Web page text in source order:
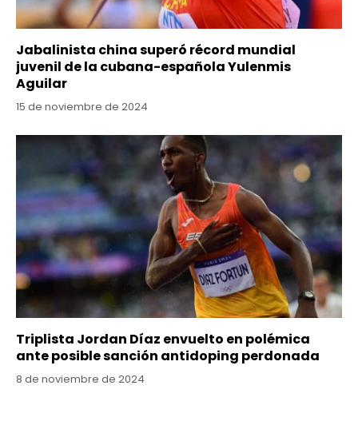
Jabalinista china superó récord mundial
juvenil de la cubana-española Yulenmis
Aguilar
15 de noviembre de 2024
Triplista Jordan Díaz envuelto en polémica
ante posible sanción antidoping perdonada
8 de noviembre de 2024